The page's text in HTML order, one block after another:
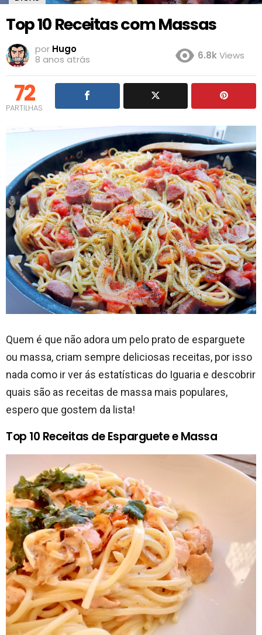
Top 10 Receitas com Massas
por Hugo
8 anos atrás
6.8kViews
72
PARTILHAS
Quem é que não adora um pelo prato de esparguete
ou massa, criam sempre deliciosas receitas, por isso
nada como ir ver ás estatísticas do Iguaria e descobrir
quais são as receitas de massa mais populares,
espero que gostem da lista!
Top 10 Receitas de Esparguete e Massa